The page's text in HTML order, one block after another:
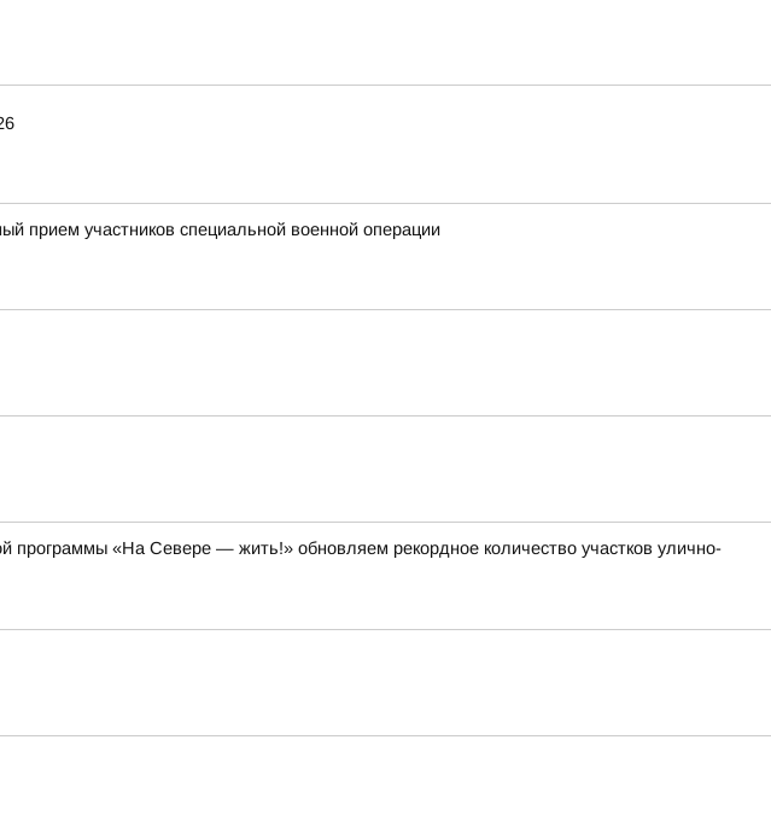
прием участников специальной военной операции
программы «На Севере — жить!» обновляем рекордное количество участков улично-